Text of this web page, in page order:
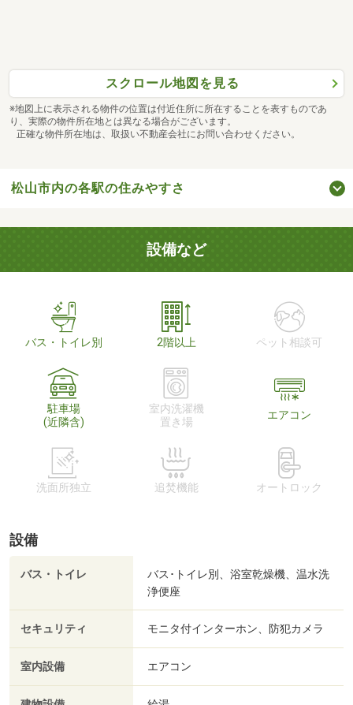
スクロール地図を見る
※地図上に表示される物件の位置は付近住所に所在することを表すものであ
り、実際の物件所在地とは異なる場合がございます。
正確な物件所在地は、取扱い不動産会社にお問い合わせください。
松山市内の各駅の住みやすさ
設備など
バス・トイレ別 2階以上 ペット相談可
駐車場
(近隣含)
室内洗濯機
置き場
エアコン
洗面所独立 追焚機能 オートロック
設備
バス・トイレ
バス･トイレ別、浴室乾燥機、温水洗
浄便座
セキュリティ モニタ付インターホン、防犯カメラ
室内設備 エアコン